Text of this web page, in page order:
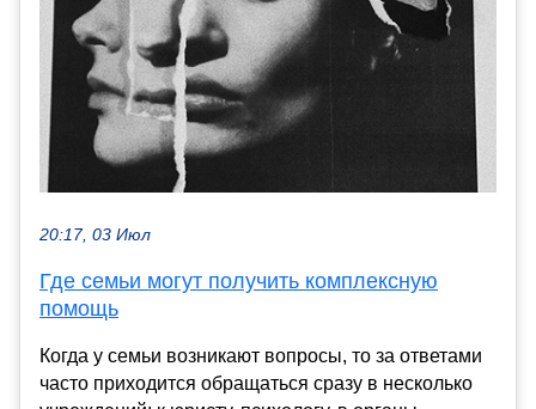
20:17, 03 Июл
Где семьи могут получить комплексную
помощь
Когда у семьи возникают вопросы, то за ответами
часто приходится обращаться сразу в несколько